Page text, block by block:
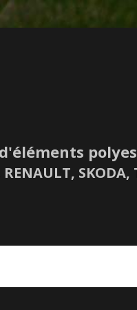
d'éléments
SKODA,